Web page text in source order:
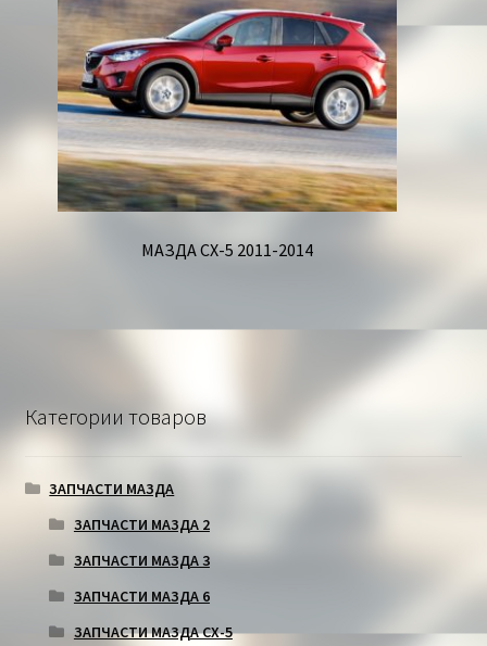
МАЗДА СХ-5 2011-2014
Категории товаров
ЗАПЧАСТИ МАЗДА
ЗАПЧАСТИ МАЗДА 2
ЗАПЧАСТИ МАЗДА 3
ЗАПЧАСТИ МАЗДА 6
ЗАПЧАСТИ МАЗДА СХ-5